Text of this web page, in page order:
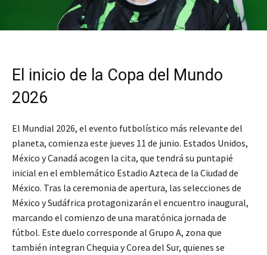
El inicio de la Copa del Mundo
2026
El Mundial 2026, el evento futbolístico más relevante del
planeta, comienza este jueves 11 de junio. Estados Unidos,
México y Canadá acogen la cita, que tendrá su puntapié
inicial en el emblemático Estadio Azteca de la Ciudad de
México. Tras la ceremonia de apertura, las selecciones de
México y Sudáfrica protagonizarán el encuentro inaugural,
marcando el comienzo de una maratónica jornada de
fútbol. Este duelo corresponde al Grupo A, zona que
también integran Chequia y Corea del Sur, quienes se